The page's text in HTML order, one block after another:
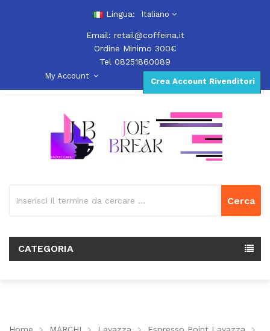
Lingua: Italiano
Email: retail@coffeina.it
Ordine Minimo 300€
Tel 08251860089
Crea Account Rivenditori
My Account
Cerca
CATEGORIA